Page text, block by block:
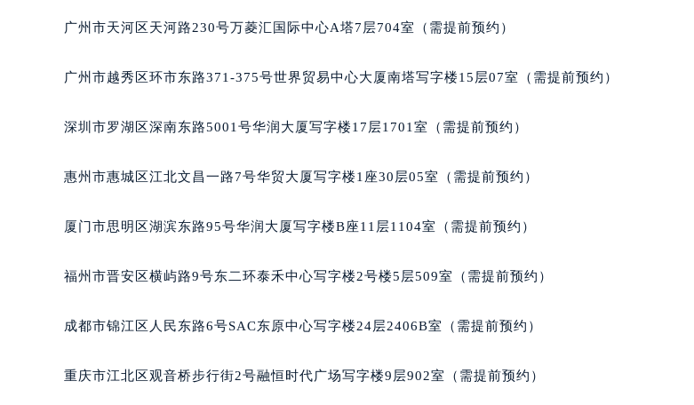
黑龙江省大庆市萨尔图区会战大街宝玑售后服务中心（需提前预约）
黑龙江省黑河市爱辉区中央街宝玑售后服务中心（需提前预约）
黑龙江省佳木斯市向阳区长安路宝玑售后服务中心（需提前预约）
黑龙江省七台河市桃山区大同街宝玑售后服务中心（需提前预约）
黑龙江省双鸭山市尖山区新兴大街宝玑售后服务中心（需提前预约）
黑龙江省伊春市伊美区通河路宝玑售后服务中心（需提前预约）
吉林省白山市浑江区浑江大街宝玑售后服务中心（需提前预约）
吉林省辽源市龙山区人民大街宝玑售后服务中心（需提前预约）
广州市天河区天河路230号万菱汇国际中心A塔7层704室（需提前预约）
广州市越秀区环市东路371-375号世界贸易中心大厦南塔写字楼15层07室（需提前预约）
深圳市罗湖区深南东路5001号华润大厦写字楼17层1701室（需提前预约）
惠州市惠城区江北文昌一路7号华贸大厦写字楼1座30层05室（需提前预约）
厦门市思明区湖滨东路95号华润大厦写字楼B座11层1104室（需提前预约）
福州市晋安区横屿路9号东二环泰禾中心写字楼2号楼5层509室（需提前预约）
成都市锦江区人民东路6号SAC东原中心写字楼24层2406B室（需提前预约）
重庆市江北区观音桥步行街2号融恒时代广场写字楼9层902室（需提前预约）